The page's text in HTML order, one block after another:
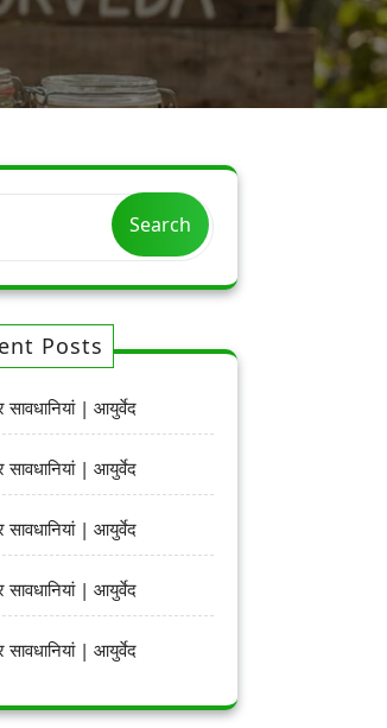
Search
Posts
| आयुर्वेद
| आयुर्वेद
| आयुर्वेद
| आयुर्वेद
| आयुर्वेद